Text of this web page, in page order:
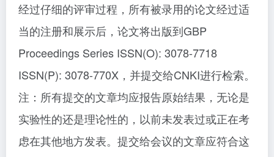
经过仔细的评审过程，所有被录用的论文经过适
当的注册和展示后，论文将出版到GBP
Proceedings Series ISSN(O): 3078-7718
ISSN(P): 3078-770X，并提交给CNKI进行检索。
注：所有提交的文章均应报告原始结果，无论是
实验性的还是理论性的，以前未发表过或正在考
虑在其他地方发表。提交给会议的文章应符合这